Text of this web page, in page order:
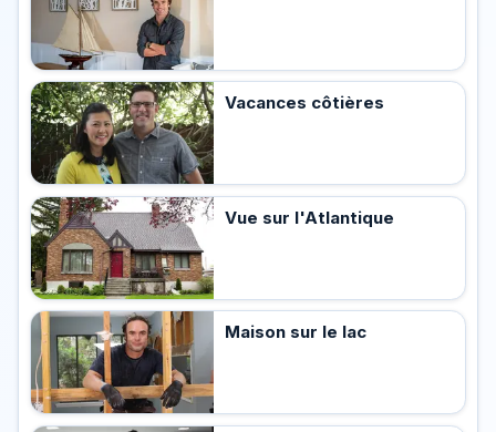
Vacances côtières
Vue sur l'Atlantique
Maison sur le lac